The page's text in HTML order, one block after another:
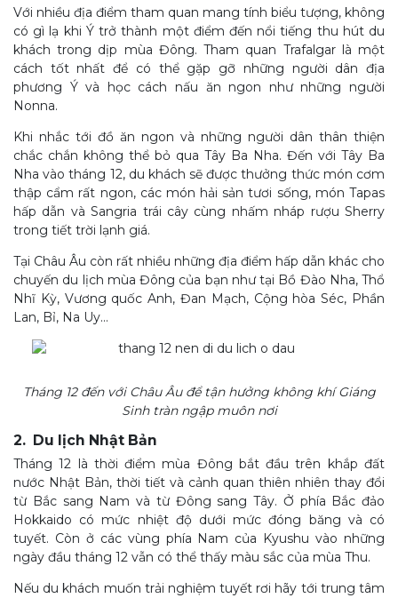
Với nhiều địa điểm tham quan mang tính biểu tượng, không
có gì lạ khi Ý trở thành một điểm đến nổi tiếng thu hút du
khách trong dịp mùa Đông. Tham quan Trafalgar là một
cách tốt nhất để có thể gặp gỡ những người dân địa
phương Ý và học cách nấu ăn ngon như những người
Nonna.
Khi nhắc tới đồ ăn ngon và những người dân thân thiện
chắc chắn không thể bỏ qua Tây Ba Nha. Đến với Tây Ba
Nha vào tháng 12, du khách sẽ được thưởng thức món cơm
thập cẩm rất ngon, các món hải sản tươi sống, món Tapas
hấp dẫn và Sangria trái cây cùng nhấm nháp rượu Sherry
trong tiết trời lạnh giá.
Tại Châu Âu còn rất nhiều những địa điểm hấp dẫn khác cho
chuyến du lịch mùa Đông của bạn như tại Bồ Đào Nha, Thổ
Nhĩ Kỳ, Vương quốc Anh, Đan Mạch, Cộng hòa Séc, Phần
Lan, Bỉ, Na Uy…
Tháng 12 đến với Châu Âu để tận hưởng không khí Giáng
Sinh tràn ngập muôn nơi
2. Du lịch Nhật Bản
Tháng 12 là thời điểm mùa Đông bắt đầu trên khắp đất
nước Nhật Bản, thời tiết và cảnh quan thiên nhiên thay đổi
từ Bắc sang Nam và từ Đông sang Tây. Ở phía Bắc đảo
Hokkaido có mức nhiệt độ dưới mức đóng băng và có
tuyết. Còn ở các vùng phía Nam của Kyushu vào những
ngày đầu tháng 12 vẫn có thể thấy màu sắc của mùa Thu.
Nếu du khách muốn trải nghiệm tuyết rơi hãy tới trung tâm